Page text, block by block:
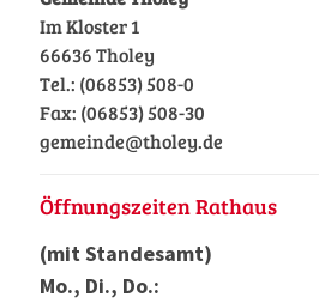
Im Kloster 1
66636 Tholey
Tel.: (06853) 508-0
Fax: (06853) 508-30
gemeinde@tholey.de
Öffnungszeiten Rathaus
(mit Standesamt)
Mo., Di., Do.: